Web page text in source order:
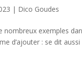
| Dico Goudes
exemples
d’ajouter : se dit